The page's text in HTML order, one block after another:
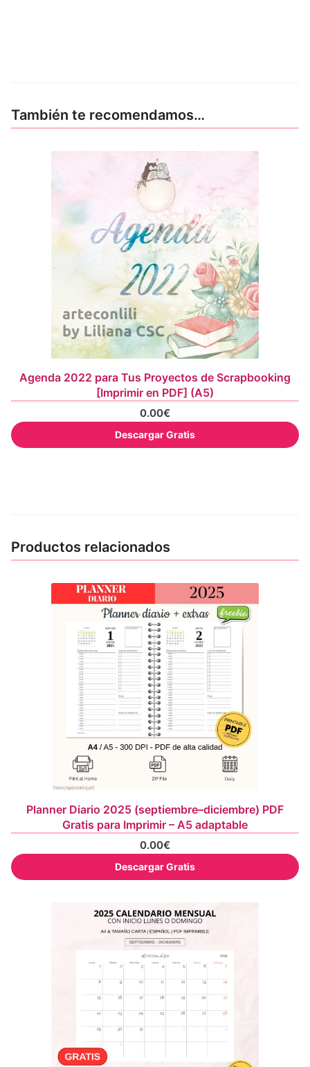
También te recomendamos…
Agenda 2022 para Tus Proyectos de Scrapbooking
[Imprimir en PDF] (A5)
0.00€
Descargar Gratis
Productos relacionados
Planner Diario 2025 (septiembre–diciembre) PDF
Gratis para Imprimir – A5 adaptable
0.00€
Descargar Gratis